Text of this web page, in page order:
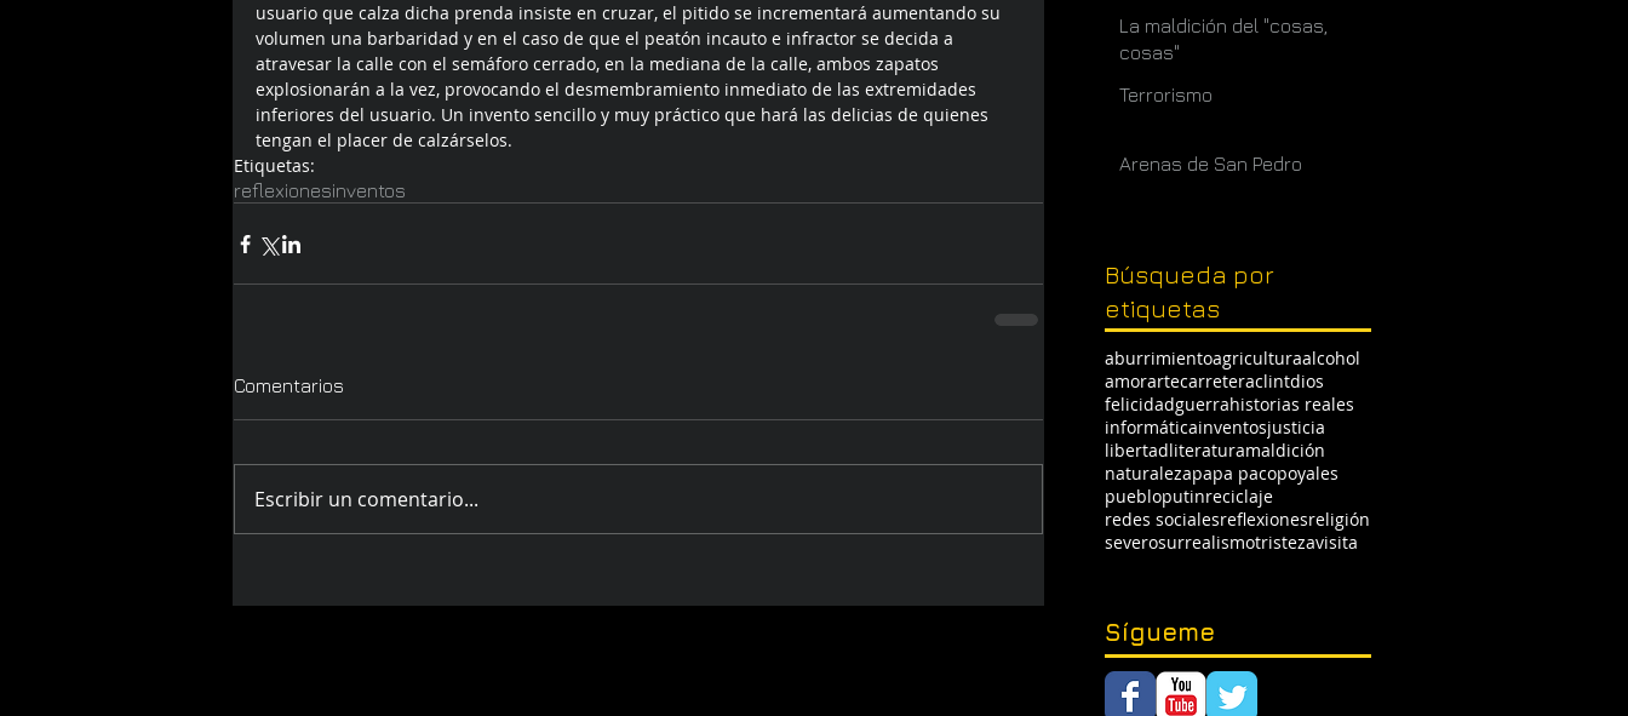
usuario que calza dicha prenda insiste en cruzar, el pitido se incrementará aumentando su
volumen una barbaridad y en el caso de que el peatón incauto e infractor se decida a
atravesar la calle con el semáforo cerrado, en la mediana de la calle, ambos zapatos
explosionarán a la vez, provocando el desmembramiento inmediato de las extremidades
inferiores del usuario. Un invento sencillo y muy práctico que hará las delicias de quienes
tengan el placer de calzárselos.
Etiquetas:
reflexionesinventos
Comentarios
Escribir un comentario...
La maldición del "cosas,
cosas"
Terrorismo
Arenas de San Pedro
Búsqueda por
etiquetas
aburrimientoagriculturaalcohol
amorartecarreteraclintdios
felicidadguerrahistorias reales
informáticainventosjusticia
libertadliteraturamaldición
naturalezapapa pacopoyales
puebloputinreciclaje
redes socialesreflexionesreligión
severosurrealismotristezavisita
Sígueme